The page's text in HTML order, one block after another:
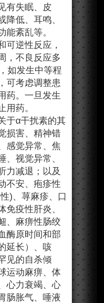
有失眠、皮
降低、耳鸣、
能紊乱等。
可逆性反应，
，不良反应多
如发生中等程
可考虑调整患
药。一旦发生
用药。
于α干扰素的其
损害、精神错
感觉异常、焦
、视觉异常、
力减退；以及
不安、疱疹性
)、荨麻疹、口
免疫性肝炎、
、麻痹性肠绞
酶原时间和部
延长）、咳
见的自杀倾
运动麻痹、体
心力衰竭、心
肠胀气、唾液